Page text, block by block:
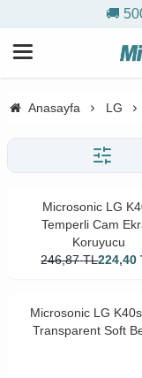
🚚
Anasayfa LG
Microsonic LG
Temperli Cam
Koruyucu
246,87 TL224,40
Microsonic LG K40s
Transparent Soft